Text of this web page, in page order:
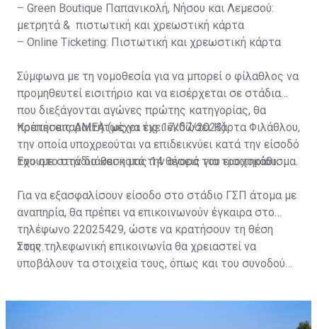
– Green Boutique Παπανικολή, Νήσου και Λεμεσού:
μετρητά & πιστωτική και χρεωστική κάρτα
– Online Ticketing: Πιστωτική και χρεωστική κάρτα
Σύμφωνα με τη νομοθεσία για να μπορεί ο φίλαθλος να
προμηθευτεί εισιτήριο και να εισέρχεται σε στάδια
που διεξάγονται αγώνες πρώτης κατηγορίας, θα
πρέπει απαραιτήτως να έχει εκδώσει Κάρτα Φιλάθλου,
την οποία υποχρεούται να επιδεικνύει κατά την είσοδό
του στο στάδιο και κατά την αγορά του εισιτηρίου.
Κρατήσεις ΑΜΕΑ (μέχρι τις 17/07/2023)
Έχουμε στην διάθεση μας 14 θέσεις για τροχοκάθισμα.
Για να εξασφαλίσουν είσοδο στο στάδιο ΓΣΠ άτομα με
αναπηρία, θα πρέπει να επικοινωνούν έγκαιρα στο
τηλέφωνο 22025429, ώστε να κρατήσουν τη θέση
τους.
Στην τηλεφωνική επικοινωνία θα χρειαστεί να
υποβάλουν τα στοιχεία τους, όπως και του συνοδού